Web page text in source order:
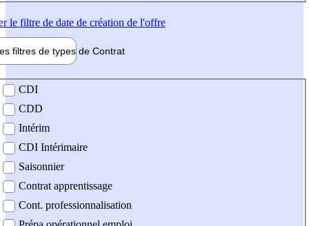
le filtre de date de création de l'offre
filtres de types de Contrat
contrat
CDI
CDD
Intérim
CDI Intérimaire
Saisonnier
Contrat apprentissage
Cont. professionnalisation